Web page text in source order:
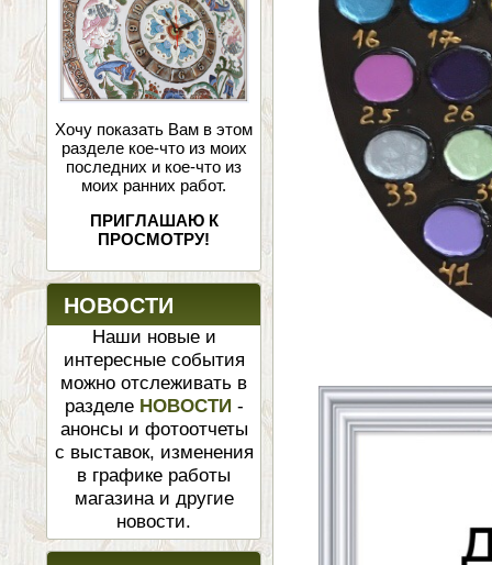
Хочу показать Вам в этом
разделе кое-что из моих
последних и кое-что из
моих ранних работ.
ПРИГЛАШАЮ К
ПРОСМОТРУ!
НОВОСТИ
Наши новые и
интересные события
можно отслеживать в
разделе НОВОСТИ -
анонсы и фотоотчеты
с выставок, изменения
в графике работы
магазина и другие
новости.